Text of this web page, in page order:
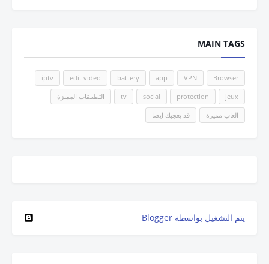
MAIN TAGS
Browser
VPN
app
battery
edit video
iptv
jeux
protection
social
tv التطبيقات المميزة
العاب مميزة قد يعجبك ايضا
‏يتم التشغيل بواسطة Blogger